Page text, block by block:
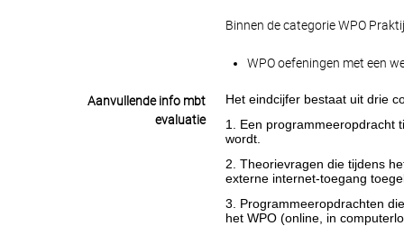
Binnen de categorie WPO
WPO oefeningen met een
Aanvullende info mbt
evaluatie
Het eindcijfer bestaat uit drie
1. Een programmeeropdracht
wordt.
2. Theorievragen die tijdens
externe internet-toegang
3. Programmeeropdrachten
het WPO (online, in